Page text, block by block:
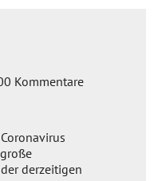
Kommentare
derzeitigen